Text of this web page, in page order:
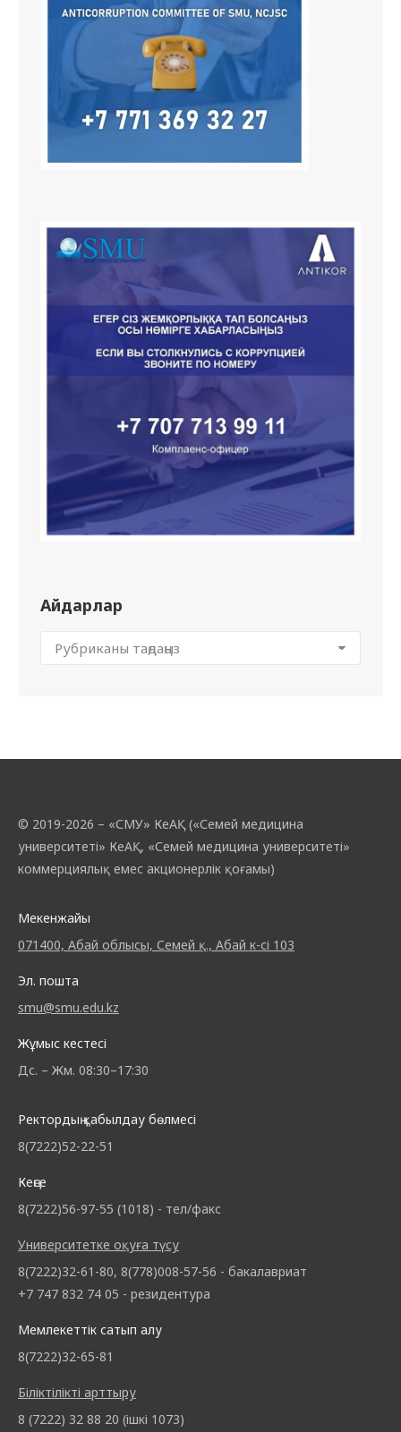
Айдарлар
© 2019-2026 – «СМУ» КеАҚ («Семей медицина
университеті» КеАҚ, «Семей медицина университеті»
коммерциялық емес акционерлік қоғамы)
Мекенжайы
071400, Абай облысы, Семей қ., Абай к-сі 103
Эл. пошта
smu@smu.edu.kz
Жұмыс кестесі
Дс. – Жм. 08:30–17:30
Ректордың қабылдау бөлмесі
8(7222)52-22-51
Кеңсе
8(7222)56-97-55 (1018) - тел/факс
Университетке оқуға түсу
8(7222)32-61-80, 8(778)008-57-56 - бакалавриат
+7 747 832 74 05 - резидентура
Мемлекеттік сатып алу
8(7222)32-65-81
Біліктілікті арттыру
8 (7222) 32 88 20 (ішкі 1073)